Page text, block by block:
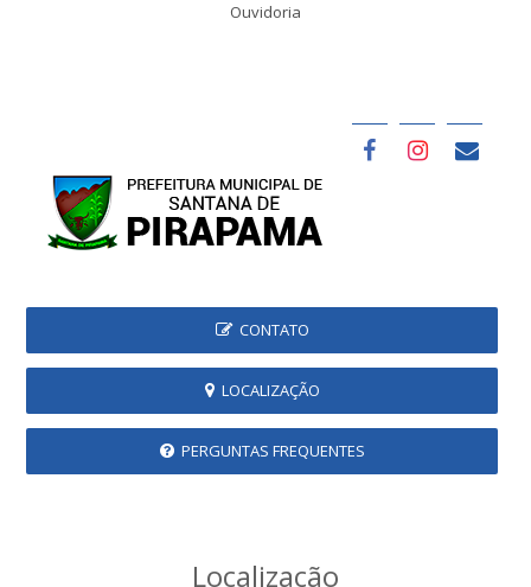
Ouvidoria
CONTATO
LOCALIZAÇÃO
PERGUNTAS FREQUENTES
Localização